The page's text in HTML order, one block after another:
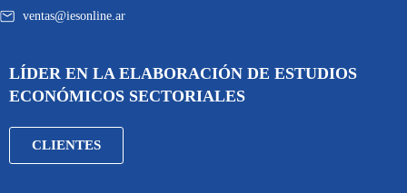
ventas@iesonline.ar
LÍDER EN LA ELABORACIÓN DE ESTUDIOS
ECONÓMICOS SECTORIALES
CLIENTES